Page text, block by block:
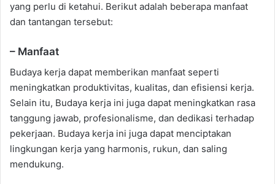
yang perlu di ketahui. Berikut adalah beberapa manfaat
dan tantangan tersebut:
– Manfaat
Budaya kerja dapat memberikan manfaat seperti
meningkatkan produktivitas, kualitas, dan efisiensi kerja.
Selain itu, Budaya kerja ini juga dapat meningkatkan rasa
tanggung jawab, profesionalisme, dan dedikasi terhadap
pekerjaan. Budaya kerja ini juga dapat menciptakan
lingkungan kerja yang harmonis, rukun, dan saling
mendukung.